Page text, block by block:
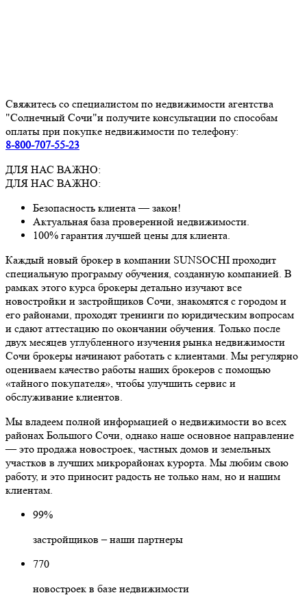
Свяжитесь со специалистом по недвижимости агентства
"Солнечный Сочи"и получите консультации по способам
оплаты при покупке недвижимости по телефону:
8-800-707-55-23
ДЛЯ НАС ВАЖНО:
ДЛЯ НАС ВАЖНО:
Безопасность клиента — закон!
Актуальная база проверенной недвижимости.
100% гарантия лучшей цены для клиента.
Каждый новый брокер в компании SUNSOCHI проходит
специальную программу обучения, созданную компанией. В
рамках этого курса брокеры детально изучают все
новостройки и застройщиков Сочи, знакомятся с городом и
его районами, проходят тренинги по юридическим вопросам
и сдают аттестацию по окончании обучения. Только после
двух месяцев углубленного изучения рынка недвижимости
Сочи брокеры начинают работать с клиентами. Мы регулярно
оцениваем качество работы наших брокеров с помощью
«тайного покупателя», чтобы улучшить сервис и
обслуживание клиентов.
Мы владеем полной информацией о недвижимости во всех
районах Большого Сочи, однако наше основное направление
— это продажа новостроек, частных домов и земельных
участков в лучших микрорайонах курорта. Мы любим свою
работу, и это приносит радость не только нам, но и нашим
клиентам.
99%
застройщиков – наши партнеры
770
новостроек в базе недвижимости